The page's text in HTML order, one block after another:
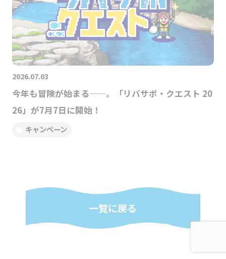
2026.07.03
今年も冒険が始まる——。「リバサポ・クエスト 20
26」が7月7日に開始！
キャンペーン
一覧に戻る